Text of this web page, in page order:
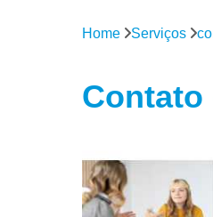
Home Serviços
Contato